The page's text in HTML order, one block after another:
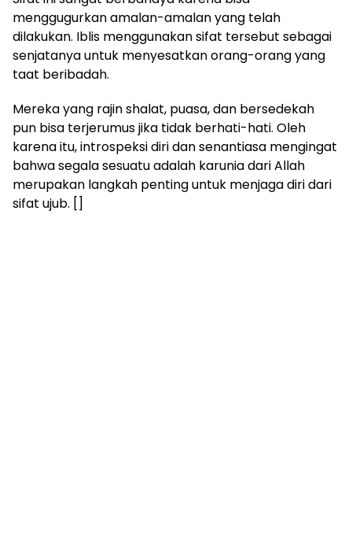
menggugurkan amalan-amalan yang telah
dilakukan. Iblis menggunakan sifat tersebut sebagai
senjatanya untuk menyesatkan orang-orang yang
taat beribadah.
Mereka yang rajin shalat, puasa, dan bersedekah
pun bisa terjerumus jika tidak berhati-hati. Oleh
karena itu, introspeksi diri dan senantiasa mengingat
bahwa segala sesuatu adalah karunia dari Allah
merupakan langkah penting untuk menjaga diri dari
sifat ujub. []